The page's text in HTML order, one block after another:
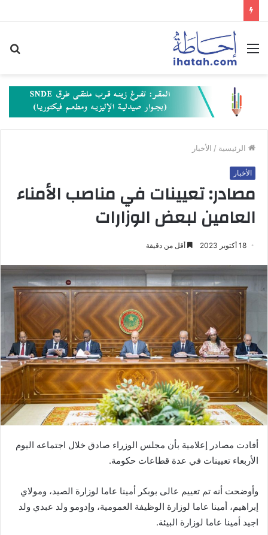
القائمة
الرئيسية / الأخبار
الأخبار
مصادر: تعيينات في مناصب الأمناء
العامين لبعض الوزارات
18 أكتوبر 2023 أقل من دقيقة
أفادت مصادر إعلامية بأن مجلس الوزراء صادق خلال اجتماعه اليوم
الأربعاء تعيينات في عدة قطاعات حكومة.
وأوضحت أنه تم تعييم عالى بوبكر أمينا عاما لوزارة الصيد، ومولاي
إبراهيم، أمينا عاما لوزارة الوظيفة العمومية، وإدومو ولد عبدي ولد
اجيد أمينا عاما لوزارة البيئة.